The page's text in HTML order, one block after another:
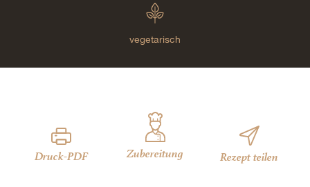
vegetarisch
Druck-PDF Zubereitung Rezept teilen